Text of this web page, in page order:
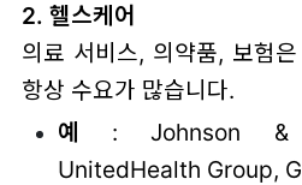
2. 헬스케어
의료 서비스, 의약품, 보험
항상 수요가 많습니다.
예
: Johnson &
UnitedHealth Group,